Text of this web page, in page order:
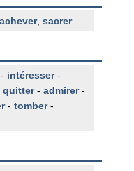
, sacrer
intéresser-
quitter- admirer-
- tomber-